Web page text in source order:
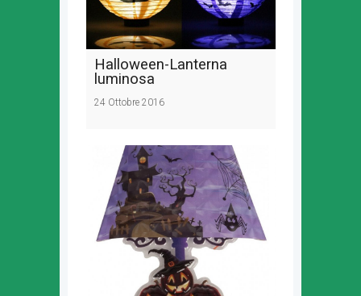
Halloween-Lanterna
luminosa
24 Ottobre 2016